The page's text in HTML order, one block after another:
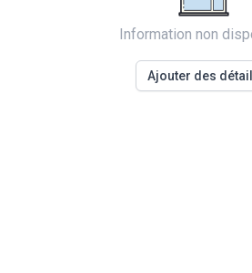
Information non
Ajouter des